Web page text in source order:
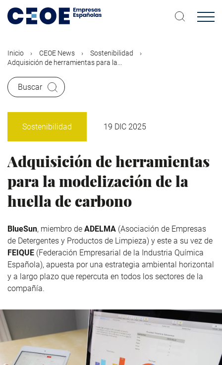
contenido
Inicio CEOE News
Sostenibilidad
Adquisición de herramientas para la...
Buscar
Sostenibilidad 19 DIC 2025
Adquisición de herramientas
para la modelización de la
huella de carbono
BlueSun, miembro de ADELMA (Asociación de Empresas
de Detergentes y Productos de Limpieza) y este a su vez de
FEIQUE (Federación Empresarial de la Industria Química
Española), apuesta por una estrategia ambiental horizontal
y a largo plazo que repercuta en todos los sectores de la
compañía.